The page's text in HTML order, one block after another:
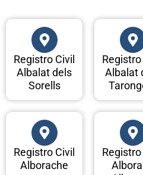
Registro Civil
Albalat dels
Sorells
Registro
Albalat
Registro Civil
Alborache
Registro